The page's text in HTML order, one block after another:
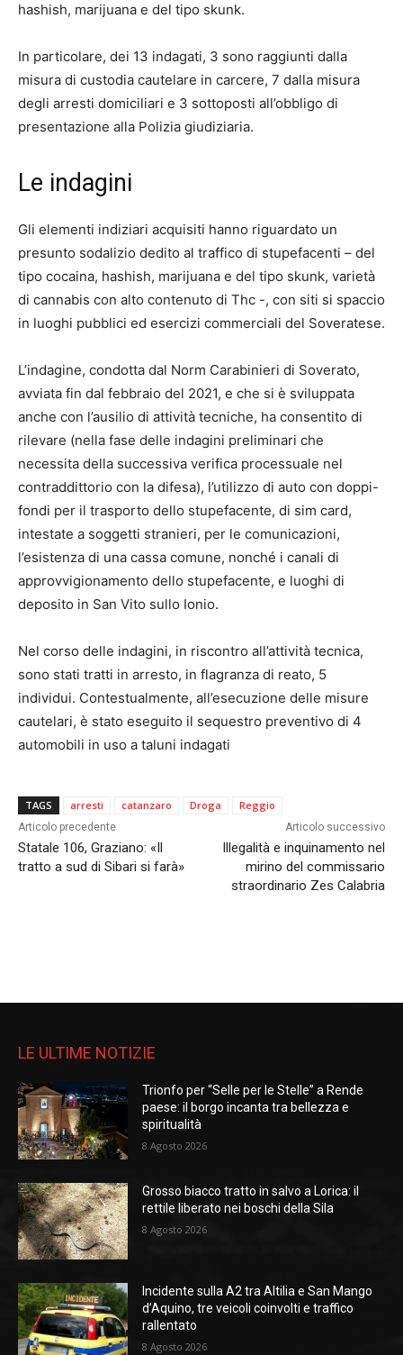
hashish, marijuana e del tipo skunk.
In particolare, dei 13 indagati, 3 sono raggiunti dalla
misura di custodia cautelare in carcere, 7 dalla misura
degli arresti domiciliari e 3 sottoposti all’obbligo di
presentazione alla Polizia giudiziaria.
Le indagini
Gli elementi indiziari acquisiti hanno riguardato un
presunto sodalizio dedito al traffico di stupefacenti – del
tipo cocaina, hashish, marijuana e del tipo skunk, varietà
di cannabis con alto contenuto di Thc -, con siti si spaccio
in luoghi pubblici ed esercizi commerciali del Soveratese.
L’indagine, condotta dal Norm Carabinieri di Soverato,
avviata fin dal febbraio del 2021, e che si è sviluppata
anche con l’ausilio di attività tecniche, ha consentito di
rilevare (nella fase delle indagini preliminari che
necessita della successiva verifica processuale nel
contraddittorio con la difesa), l’utilizzo di auto con doppi-
fondi per il trasporto dello stupefacente, di sim card,
intestate a soggetti stranieri, per le comunicazioni,
l’esistenza di una cassa comune, nonché i canali di
approvvigionamento dello stupefacente, e luoghi di
deposito in San Vito sullo Ionio.
Nel corso delle indagini, in riscontro all’attività tecnica,
sono stati tratti in arresto, in flagranza di reato, 5
individui. Contestualmente, all’esecuzione delle misure
cautelari, è stato eseguito il sequestro preventivo di 4
automobili in uso a taluni indagati
TAGS arresti catanzaro Droga Reggio
Articolo precedente
Statale 106, Graziano: «Il
tratto a sud di Sibari si farà»
Articolo successivo
Illegalità e inquinamento nel
mirino del commissario
straordinario Zes Calabria
LE ULTIME NOTIZIE
Trionfo per “Selle per le Stelle” a Rende
paese: il borgo incanta tra bellezza e
spiritualità
8 Agosto 2026
Grosso biacco tratto in salvo a Lorica: il
rettile liberato nei boschi della Sila
8 Agosto 2026
Incidente sulla A2 tra Altilia e San Mango
d’Aquino, tre veicoli coinvolti e traffico
rallentato
8 Agosto 2026